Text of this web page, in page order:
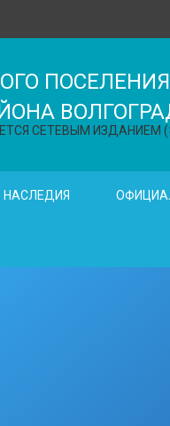
ПОСЕЛЕНИЯ
СЕТЕВЫМ ИЗДАНИЕМ
НАСЛЕДИЯ